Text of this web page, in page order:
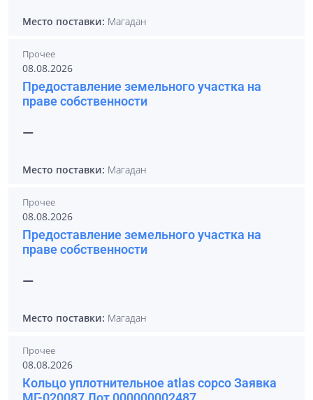
Место поставки: Магадан
Прочее
08.08.2026
Предоставление земельного участка на
праве собственности
—
Место поставки: Магадан
Прочее
08.08.2026
Предоставление земельного участка на
праве собственности
—
Место поставки: Магадан
Прочее
08.08.2026
Кольцо уплотнительное atlas copco Заявка